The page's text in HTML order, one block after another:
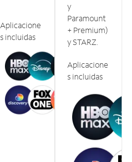
Aplicacione
s incluidas
y
Paramount
+ Premium)
y STARZ.
Aplicacione
s incluidas